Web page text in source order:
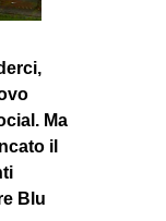
Ma
il
Blu